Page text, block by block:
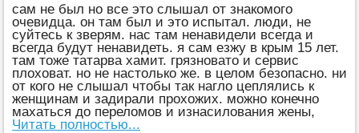
сам не был но все это слышал от знакомого
очевидца. он там был и это испытал. люди, не
суйтесь к зверям. нас там ненавидели всегда и
всегда будут ненавидеть. я сам езжу в крым 15 лет.
там тоже татарва хамит. грязновато и сервис
плоховат. но не настолько же. в целом безопасно. ни
от кого не слышал чтобы так нагло цеплялись к
женщинам и задирали прохожих. можно конечно
махаться до переломов и изнасилования жены,
Читать полностью...